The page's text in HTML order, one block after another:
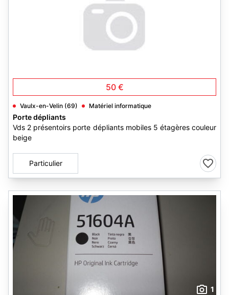
50 €
Vaulx-en-Velin (69) Matériel informatique
Porte dépliants
Vds 2 présentoirs porte dépliants mobiles 5 étagères couleur
beige
Particulier
1